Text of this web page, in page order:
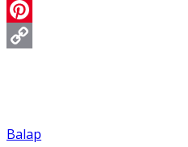
WhatsApp
Pinterest
Balap